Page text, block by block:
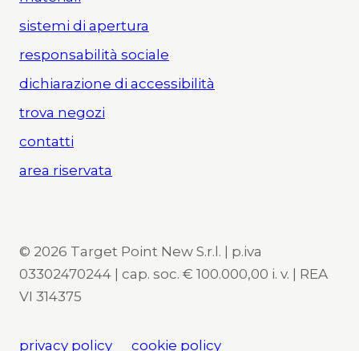
sistemi di apertura
responsabilità sociale
dichiarazione di accessibilità
trova negozi
contatti
area riservata
© 2026 Target Point New S.r.l. | p.iva
03302470244 | cap. soc. € 100.000,00 i. v. | REA
VI 314375
privacy policy cookie policy